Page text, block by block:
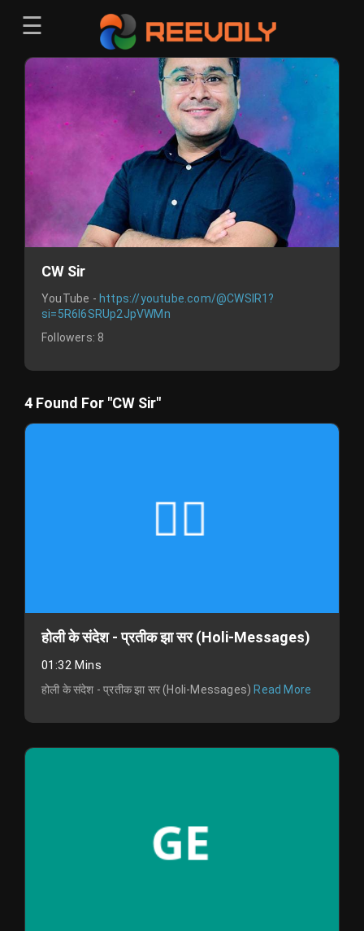
Sign in Register
Menu
Sign-in
Register
☰
CW Sir
YouTube - https://youtube.com/@CWSIR1?
si=5R6l6SRUp2JpVWMn
Followers: 8
4 Found For "CW Sir"
होली के संदेश - प्रतीक झा सर (Holi-Messages)
01:32 Mins
होली के संदेश - प्रतीक झा सर (Holi-Messages) Read More